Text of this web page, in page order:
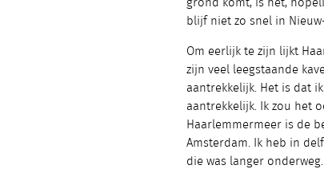
grond komt, is het,
blijf niet zo snel in
Om eerlijk te zijn lijkt
zijn veel leegstaande
aantrekkelijk. Het is dat
aantrekkelijk. Ik zou het
Haarlemmermeer is de
Amsterdam. Ik heb in
die was langer onderweg.